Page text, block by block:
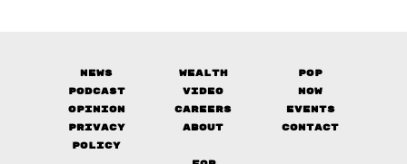
News Wealth
Pop
Podcast
Video
Now
Opinion
Careers
Events
Privacy
Policy
About Contact